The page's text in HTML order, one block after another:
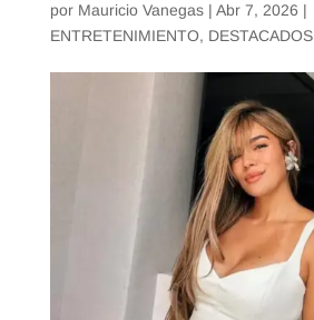
por Mauricio Vanegas| Abr 7, 2026 |
ENTRETENIMIENTO, DESTACADOS